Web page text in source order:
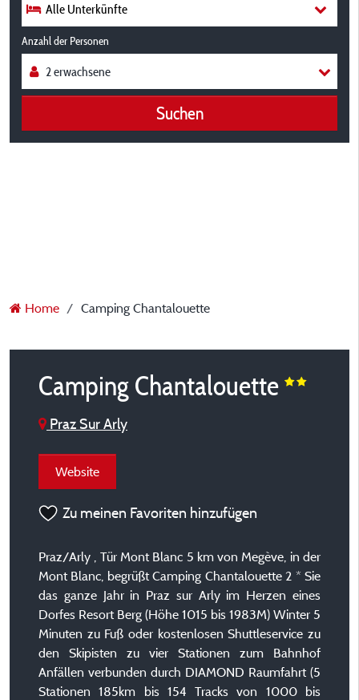
Alle Unterkünfte
Anzahl der Personen
Suchen
Home Camping Chantalouette
Camping Chantalouette
Praz Sur Arly
Website
Zu meinen Favoriten hinzufügen
Praz/Arly , Tür Mont Blanc 5 km von Megève, in der
Mont Blanc, begrüßt Camping Chantalouette 2 * Sie
das ganze Jahr in Praz sur Arly im Herzen eines
Dorfes Resort Berg (Höhe 1015 bis 1983M) Winter 5
Minuten zu Fuß oder kostenlosen Shuttleservice zu
den Skipisten zu vier Stationen zum Bahnhof
Anfällen verbunden durch DIAMOND Raumfahrt (5
Stationen 185km bis 154 Tracks von 1000 bis